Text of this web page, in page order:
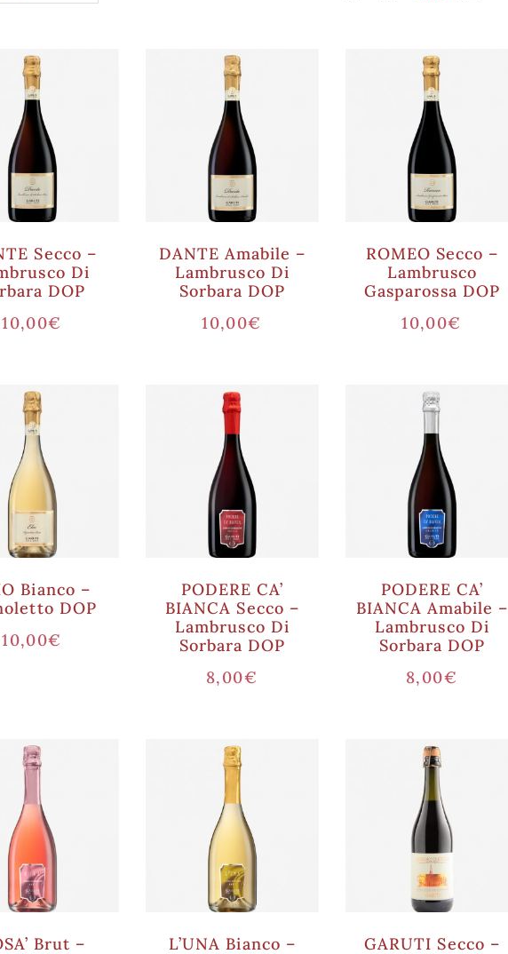
Secco –
Di
DOP
10,00€
DANTE Amabile –
Lambrusco Di
Sorbara DOP
10,00€
ROMEO Secco –
Lambrusco
Gasparossa DOP
10,00€
Bianco –
DOP
10,00€
PODERE CA’
BIANCA Secco –
Lambrusco Di
Sorbara DOP
8,00€
PODERE CA’
BIANCA Amabile –
Lambrusco Di
Sorbara DOP
8,00€
Brut –
L’UNA Bianco –
GARUTI Secco –